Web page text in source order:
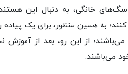
خانگی، به دنبال این
به همین منظور، برای یک پیاده
از این رو، بعد از آموزش
می‌باشند.